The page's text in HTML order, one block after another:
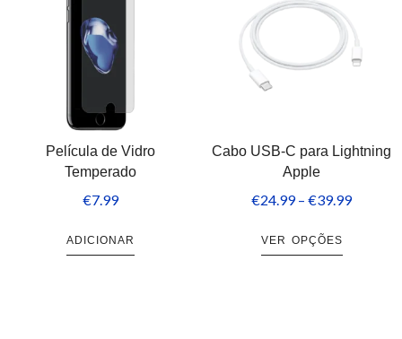
Película de Vidro
Temperado
€7.99
ADICIONAR
Cabo USB-C para Lightning
Apple
€24.99 – €39.99
VER OPÇÕES